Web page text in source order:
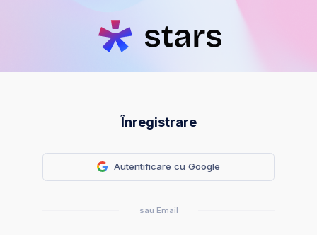
Înregistrare
Autentificare cu Google
sau Email